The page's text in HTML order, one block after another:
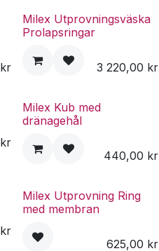
kr
Milex Utprovningsväska
Prolapsringar
3 220,00 kr
kr
Milex Kub med
dränagehål
440,00 kr
kr
Milex Utprovning Ring
med membran
625,00 kr